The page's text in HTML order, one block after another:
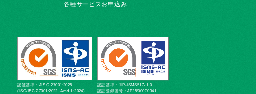
各種サービスお申込み
認証基準：JIS Q 27001:2025
(ISO/IEC 27001:2022+Amd 1:2024)
認証基準：JIP-ISMS517-1.0
認証登録番号：JP25/00000341